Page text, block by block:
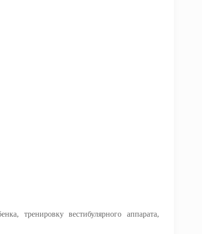
тренировку вестибулярного аппарата,